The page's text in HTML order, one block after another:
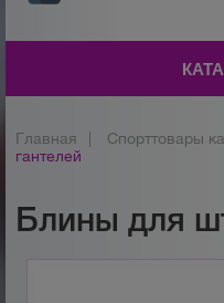
Главная Спорттовары
гантелей
Блины для